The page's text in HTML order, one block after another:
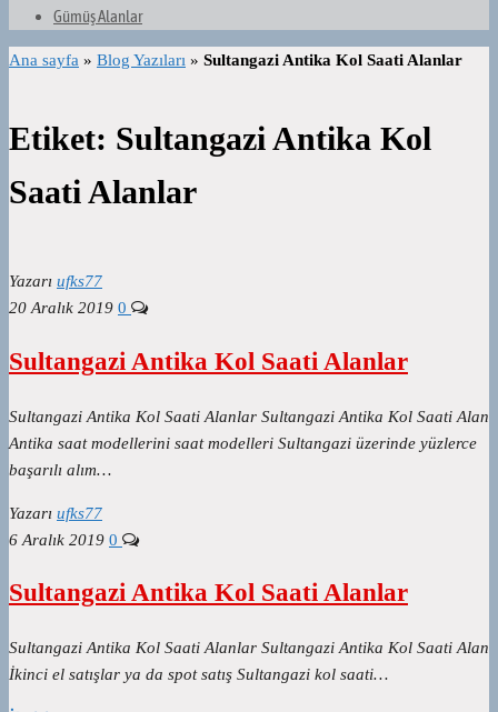
Gümüş Alanlar
Ana sayfa » Blog Yazıları » Sultangazi Antika Kol Saati Alanlar
Etiket: Sultangazi Antika Kol
Saati Alanlar
Yazarı ufks77
20 Aralık 2019 0
Sultangazi Antika Kol Saati Alanlar
Sultangazi Antika Kol Saati Alanlar Sultangazi Antika Kol Saati Alan
Antika saat modellerini saat modelleri Sultangazi üzerinde yüzlerce
başarılı alım…
Yazarı ufks77
6 Aralık 2019 0
Sultangazi Antika Kol Saati Alanlar
Sultangazi Antika Kol Saati Alanlar Sultangazi Antika Kol Saati Alan
İkinci el satışlar ya da spot satış Sultangazi kol saati…